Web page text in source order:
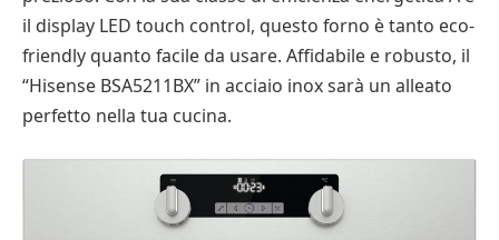
il display LED touch control, questo forno è tanto eco-
friendly quanto facile da usare. Affidabile e robusto, il
“Hisense BSA5211BX” in acciaio inox sarà un alleato
perfetto nella tua cucina.